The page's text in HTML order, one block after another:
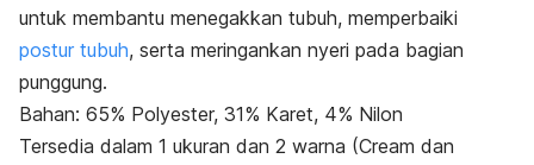
untuk membantu menegakkan tubuh, memperbaiki
postur tubuh, serta meringankan nyeri pada bagian
punggung.
Bahan: 65% Polyester, 31% Karet, 4% Nilon
Tersedia dalam 1 ukuran dan 2 warna (Cream dan